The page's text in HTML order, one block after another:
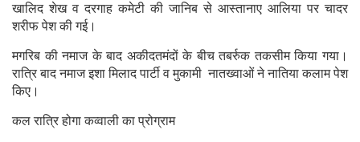
खालिद शेख व दरगाह कमेटी की जानिब से आस्तानाए आलिया पर चादर
शरीफ पेश की गई।
मगरिब की नमाज के बाद अकीदतमंदों के बीच तबर्रुक तकसीम किया गया।
रात्रि बाद नमाज इशा मिलाद पार्टी व मुकामी नातख्वाओं ने नातिया कलाम पेश
किए।
कल रात्रि होगा कव्वाली का प्रोग्राम